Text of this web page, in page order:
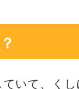
いて、く